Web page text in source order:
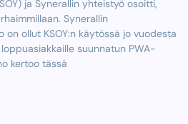
ja Synerallin yhteistyö osoitti,
Synerallin
ollut KSOY:n käytössä jo vuodesta
suunnatun PWA-
kertoo tässä